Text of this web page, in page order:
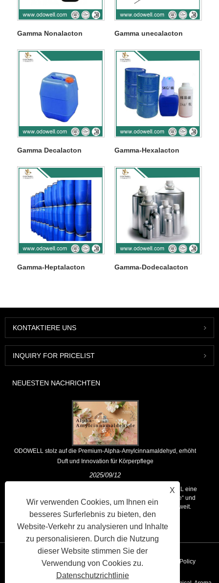
Gamma Nonalacton Gamma unecalacton
Gamma Decalacton Gamma-Hexalacton
Gamma-Heptalacton Gamma-Dodecalacton
KONTAKTIERE UNS
INQUIRY FOR PRICELIST
NEUESTEN NACHRICHTEN
ODOWELL stolz auf die Premium-Alpha-Amylcinnamaldehyd, erhöht
Duft und Innovation für Körperpflege
2025/09/12
Als führender globaler Anbieter von Dufthäusern hält ODOWELL eine
Kernphilosophie für „innovationsgetriebene, qualitätsgerichtete“ und
liefert konsequent überlegene Duftlösungen für Kunden weltweit.
Verknüpfungen Sitemap RSS XML Privacy Policy
X
Wir verwenden Cookies, um Ihnen ein
besseres Surferlebnis zu bieten, den
Website-Verkehr zu analysieren und Inhalte
zu personalisieren. Durch die Nutzung
dieser Website stimmen Sie der
Verwendung von Cookies zu.
Datenschutzrichtlinie